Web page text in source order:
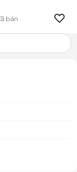
bán